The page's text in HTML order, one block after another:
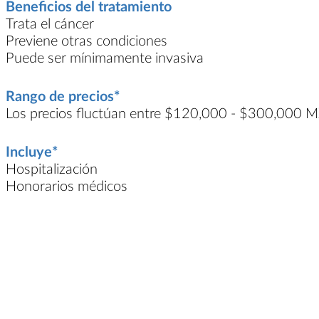
Beneficios del tratamiento
Trata el cáncer
Previene otras condiciones
Puede ser mínimamente invasiva
Rango de precios*
Los precios fluctúan entre $120,000 - $300,000
Incluye*
Hospitalización
Honorarios médicos